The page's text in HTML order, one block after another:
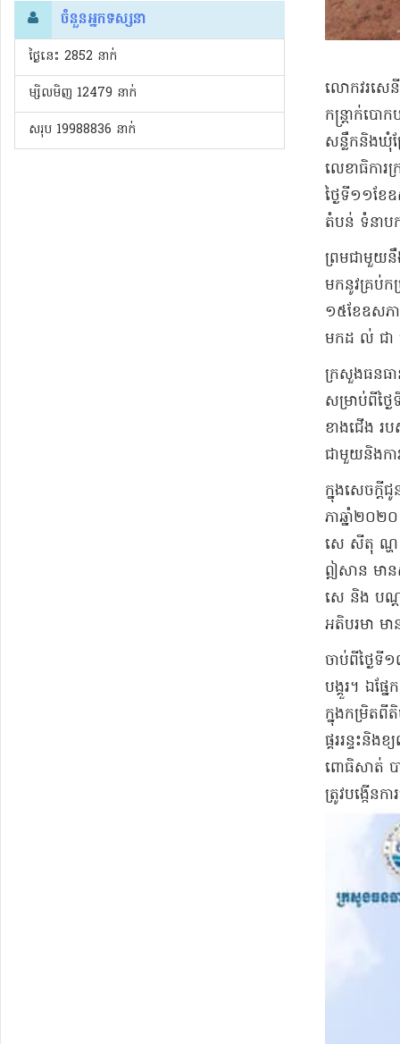
ចំនួនអ្នកទស្សនា
ថ្ងៃនេះ​ 2852 នាក់
ម្សិលមិញ 12479 នាក់
សរុប 19988836 នាក់
លោក​វរសេ
កន្ត្រាក់​ប
សន្លឹក​និង​ឃុំ​ត្
លេខាធិកា
ថ្ងៃទី​១១​ខែ
តំបន់ ទំនាប​ក
ព្រម​ជាមួយ
មក​នូវ​គ្រប់​ក
១៥​ខែឧសភ
មក​ដ ល់ ជា
ក្រសួង​ធនធ
សម្រាប់​ពីថ្ង
ខាងជើង រ
ជាមួយនិង​កា
ក្នុង​សេចក្តី
ភា​ឆ្នាំ​២០២
សេ សី​តុ ណ្ហ
ឦសាន មា
សេ និង បណ្
អតិបរមា
ចាប់ពី​ថ្ងៃទី​
បង្គួរ​។ ឯ​ផ្
ក្នុង​កម្រិត​ពី​
ផ្គរ​រន្ទះ​និ
ពោធិសាត់ ប
ត្រូវ​បង្កើន​ក